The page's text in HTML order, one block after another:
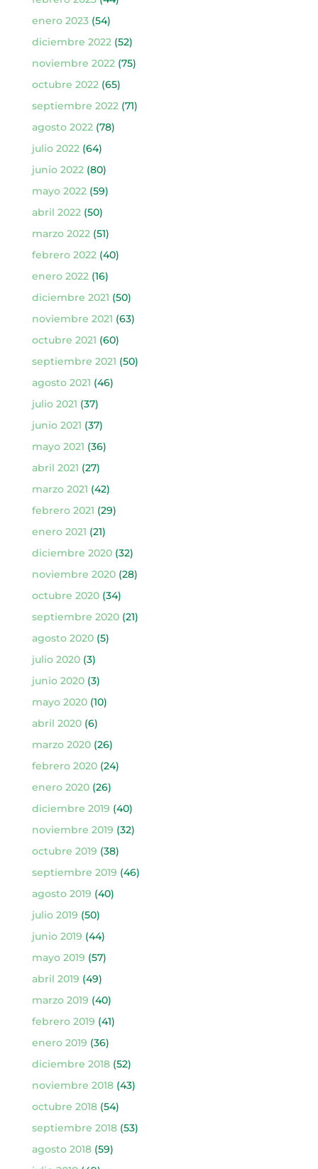
enero 2023(54)
diciembre 2022(52)
noviembre 2022(75)
octubre 2022(65)
septiembre 2022(71)
agosto 2022(78)
julio 2022(64)
junio 2022(80)
mayo 2022(59)
abril 2022(50)
marzo 2022(51)
febrero 2022(40)
enero 2022(16)
diciembre 2021 (50)
noviembre 2021 (63)
octubre 2021 (60)
septiembre 2021 (50)
agosto 2021 (46)
julio 2021 (37)
junio 2021 (37)
mayo 2021 (36)
abril 2021 (27)
marzo 2021 (42)
febrero 2021 (29)
enero 2021 (21)
diciembre 2020(32)
noviembre 2020(28)
octubre 2020(34)
septiembre 2020(21)
agosto 2020(5)
julio 2020(3)
junio 2020(3)
mayo 2020(10)
abril 2020(6)
marzo 2020(26)
febrero 2020(24)
enero 2020(26)
diciembre 2019 (40)
noviembre 2019 (32)
octubre 2019 (38)
septiembre 2019 (46)
agosto 2019 (40)
julio 2019 (50)
junio 2019 (44)
mayo 2019 (57)
abril 2019 (49)
marzo 2019 (40)
febrero 2019 (41)
enero 2019 (36)
diciembre 2018(52)
noviembre 2018(43)
octubre 2018(54)
septiembre 2018(53)
agosto 2018(59)